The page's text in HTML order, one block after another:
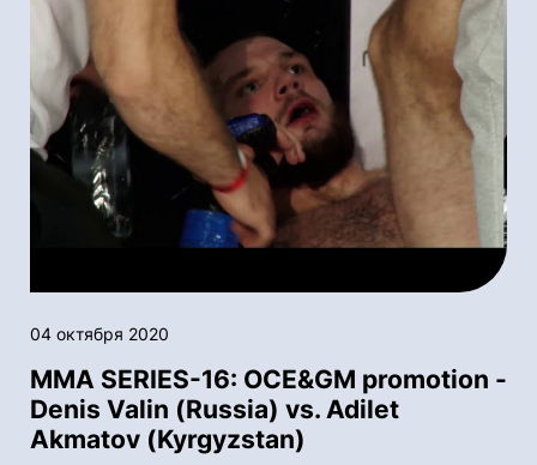
04 октября 2020
MMA SERIES-16: OСE&GM promotion -
Denis Valin (Russia) vs. Adilet
Akmatov (Kyrgyzstan)